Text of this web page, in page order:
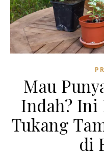
Mau
Indah? Ini
Tukang
di